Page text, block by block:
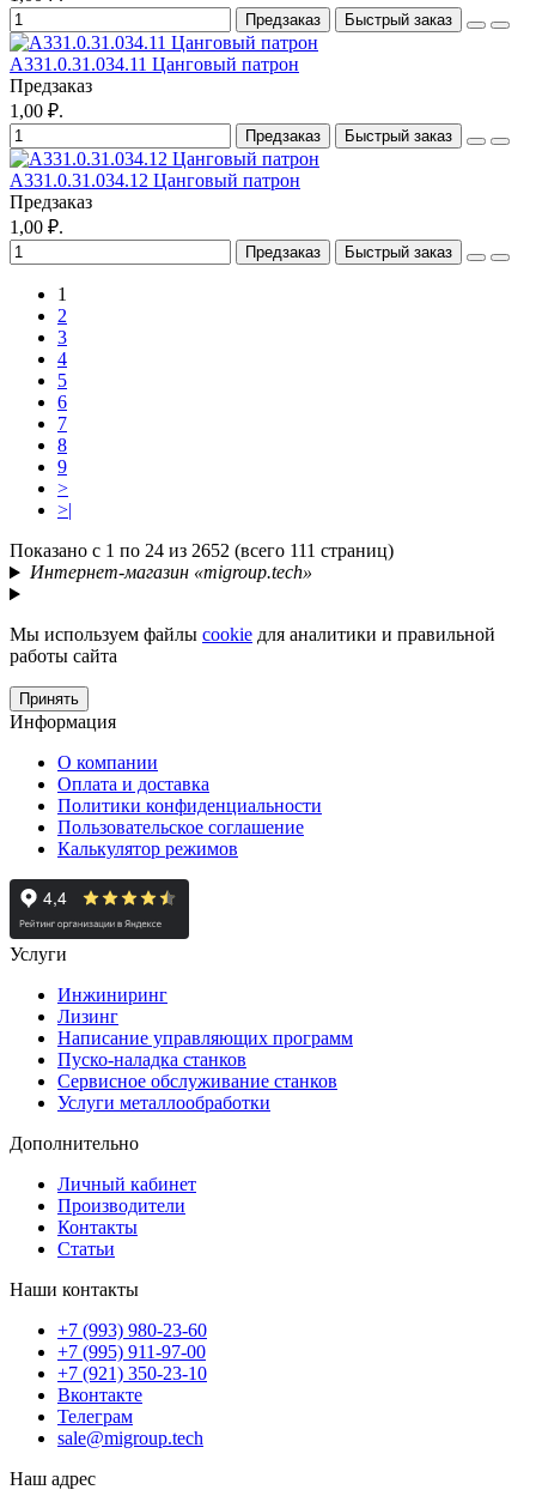
Предзаказ Быстрый заказ
A331.0.31.034.11 Цанговый патрон
Предзаказ
1,00 ₽.
Предзаказ Быстрый заказ
A331.0.31.034.12 Цанговый патрон
Предзаказ
1,00 ₽.
Предзаказ Быстрый заказ
1
2
3
4
5
6
7
8
9
>
>|
Показано с 1 по 24 из 2652 (всего 111 страниц)
Интернет-магазин «migroup.tech»
Мы используем файлы cookie для аналитики и правильной
работы сайта
Принять
Информация
О компании
Оплата и доставка
Политики конфиденциальности
Пользовательское соглашение
Калькулятор режимов
Услуги
Инжиниринг
Лизинг
Написание управляющих программ
Пуско-наладка станков
Сервисное обслуживание станков
Услуги металлообработки
Дополнительно
Личный кабинет
Производители
Контакты
Статьи
Наши контакты
+7 (993) 980-23-60
+7 (995) 911-97-00
+7 (921) 350-23-10
Вконтакте
Телеграм
sale@migroup.tech
Наш адрес